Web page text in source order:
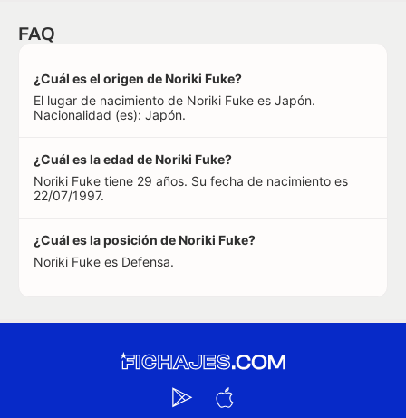
FAQ
¿Cuál es el origen de Noriki Fuke?
El lugar de nacimiento de Noriki Fuke es Japón.
Nacionalidad (es): Japón.
¿Cuál es la edad de Noriki Fuke?
Noriki Fuke tiene 29 años. Su fecha de nacimiento es
22/07/1997.
¿Cuál es la posición de Noriki Fuke?
Noriki Fuke es Defensa.